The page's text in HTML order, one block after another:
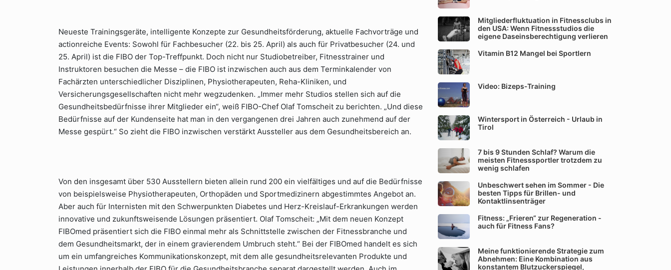
Neueste Trainingsgeräte, intelligente Konzepte zur Gesundheitsförderung, aktuelle Fachvorträge und
actionreiche Events: Sowohl für Fachbesucher (22. bis 25. April) als auch für Privatbesucher (24. und
25. April) ist die FIBO der Top-Treffpunkt. Doch nicht nur Studiobetreiber, Fitnesstrainer und
Instruktoren besuchen die Messe – die FIBO ist inzwischen auch aus dem Terminkalender von
Fachärzten unterschiedlicher Disziplinen, Physiotherapeuten, Reha-Kliniken, und
Versicherungsgesellschaften nicht mehr wegzudenken. „Immer mehr Studios stellen sich auf die
Gesundheitsbedürfnisse ihrer Mitglieder ein“, weiß FIBO-Chef Olaf Tomscheit zu berichten. „Und diese
Bedürfnisse auf der Kundenseite hat man in den vergangenen drei Jahren auch zunehmend auf der
Messe gespürt.“ So zieht die FIBO inzwischen verstärkt Aussteller aus dem Gesundheitsbereich an.
Von den insgesamt über 530 Ausstellern bieten allein rund 200 ein vielfältiges und auf die Bedürfnisse
von beispielsweise Physiotherapeuten, Orthopäden und Sportmedizinern abgestimmtes Angebot an.
Aber auch für Internisten mit den Schwerpunkten Diabetes und Herz-Kreislauf-Erkrankungen werden
innovative und zukunftsweisende Lösungen präsentiert. Olaf Tomscheit: „Mit dem neuen Konzept
FIBOmed präsentiert sich die FIBO einmal mehr als Schnittstelle zwischen der Fitnessbranche und
dem Gesundheitsmarkt, der in einem gravierendem Umbruch steht.“ Bei der FIBOmed handelt es sich
um ein umfangreiches Kommunikationskonzept, mit dem alle gesundheitsrelevanten Produkte und
Mitgliederfluktuation in Fitnessclubs in
den USA: Wenn Fitnessstudios die
eigene Daseinsberechtigung verlieren
Vitamin B12 Mangel bei Sportlern
Video: Bizeps-Training
Wintersport in Österreich - Urlaub in
Tirol
7 bis 9 Stunden Schlaf? Warum die
meisten Fitnesssportler trotzdem zu
wenig schlafen
Unbeschwert sehen im Sommer - Die
besten Tipps für Brillen- und
Kontaktlinsenträger
Fitness: „Frieren“ zur Regeneration -
auch für Fitness Fans?
Meine funktionierende Strategie zum
Abnehmen: Eine Kombination aus
konstantem Blutzuckerspiegel,